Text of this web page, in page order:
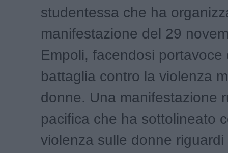
studentessa che ha
manifestazione del 29
Empoli, facendosi portavoce
battaglia contro la violenza
donne. Una manifestazione
pacifica che ha sottolineato
violenza sulle donne